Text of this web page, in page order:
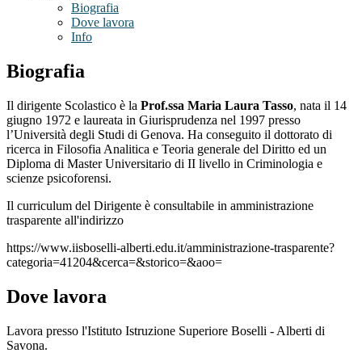
Biografia
Dove lavora
Info
Biografia
Il dirigente Scolastico è la Prof.ssa Maria Laura Tasso, nata il 14
giugno 1972 e laureata in Giurisprudenza nel 1997 presso
l’Università degli Studi di Genova. Ha conseguito il dottorato di
ricerca in Filosofia Analitica e Teoria generale del Diritto ed un
Diploma di Master Universitario di II livello in Criminologia e
scienze psicoforensi.
Il curriculum del Dirigente è consultabile in amministrazione
trasparente all'indirizzo
https://www.iisboselli-alberti.edu.it/amministrazione-trasparente?
categoria=41204&cerca=&storico=&aoo=
Dove lavora
Lavora presso l'Istituto Istruzione Superiore Boselli - Alberti di
Savona.